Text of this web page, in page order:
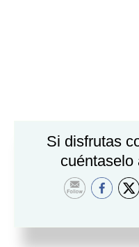
Si disfrutas
cuéntaselo